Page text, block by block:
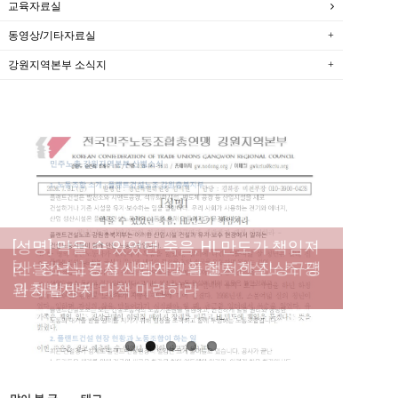
교육자료실
동영상/기타자료실
강원지역본부 소식지
[성명] 막을 수 있었던 죽음, HL만도가 책임져
라 : 청년노동자 사망사고의 철저한 진상규명
과 재발방지 대책 마련하라
[산별소식] 건설산업연맹 플랜트건설노조 강
원충북지부
[강릉,속초,원주,춘천] 폭염감시단 사업 이모저
모
[조합원☆인터뷰] 서비스연맹 전국학교비정
규직노동조합 강원지부 김유미 춘천지회장
[본부소식] 강원지역 노동자 합창단 모임